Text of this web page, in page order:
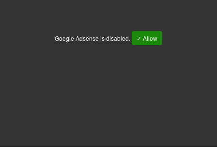
Google Adsense is disabled. ✓ Allow